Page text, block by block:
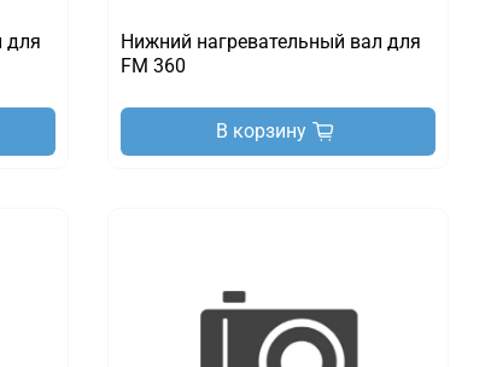
для
Нижний нагревательный вал для
FM 360
В корзину